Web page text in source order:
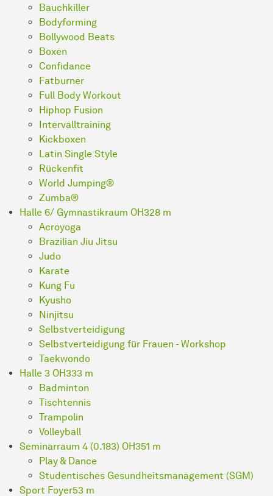
Bauchkiller
Bodyforming
Bollywood Beats
Boxen
Confidance
Fatburner
Full Body Workout
Hiphop Fusion
Intervalltraining
Kickboxen
Latin Single Style
Rückenfit
World Jumping®
Zumba®
Halle 6/ Gymnastikraum OH328 m
Acroyoga
Brazilian Jiu Jitsu
Judo
Karate
Kung Fu
Kyusho
Ninjitsu
Selbstverteidigung
Selbstverteidigung für Frauen - Workshop
Taekwondo
Halle 3 OH333 m
Badminton
Tischtennis
Trampolin
Volleyball
Seminarraum 4 (0.183) OH351 m
Play & Dance
Studentisches Gesundheitsmanagement (SGM)
Sport Foyer53 m